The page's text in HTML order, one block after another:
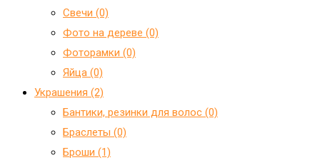
Свечи (0)
Фото на дереве (0)
Фоторамки (0)
Яйца (0)
Украшения (2)
Бантики, резинки для волос (0)
Браслеты (0)
Броши (1)